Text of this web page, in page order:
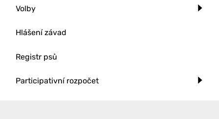
Volby
Hlášení závad
Registr psů
Participativní rozpočet